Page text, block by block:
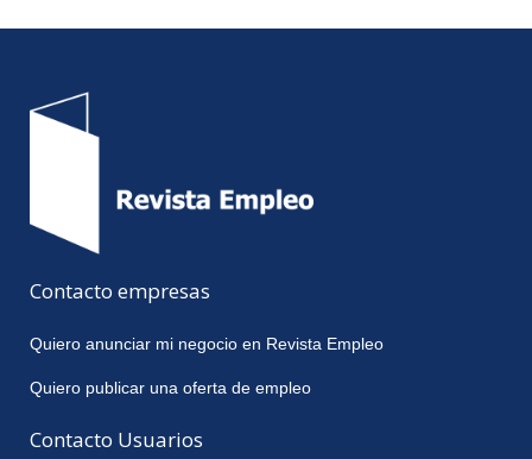
Contacto empresas
Quiero anunciar mi negocio en Revista Empleo
Quiero publicar una oferta de empleo
Contacto Usuarios